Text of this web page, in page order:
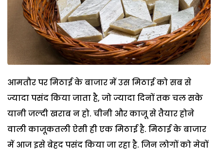
आमतौर पर मिठाई के बाजार में उस मिठाई को सब से
ज्यादा पसंद किया जाता है, जो ज्यादा दिनों तक चल सके
यानी जल्दी खराब न हो. चीनी और काजू से तैयार होने
वाली काजूकतली ऐसी ही एक मिठाई है. मिठाई के बाजार
में आज इसे बेहद पसंद किया जा रहा है. जिन लोगों को मेवों